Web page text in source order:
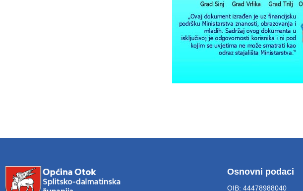
Osnovni podaci
OIB: 44478988040